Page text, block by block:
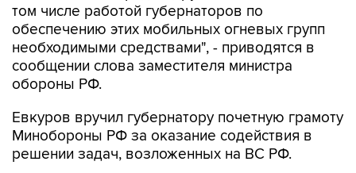
необходимыми средствами", - приводятся в
сообщении слова заместителя министра
обороны РФ.
Евкуров вручил губернатору почетную грамоту
решении задач, возложенных на ВС РФ.
Сызрань Самарская область Вячеслав Федорищев